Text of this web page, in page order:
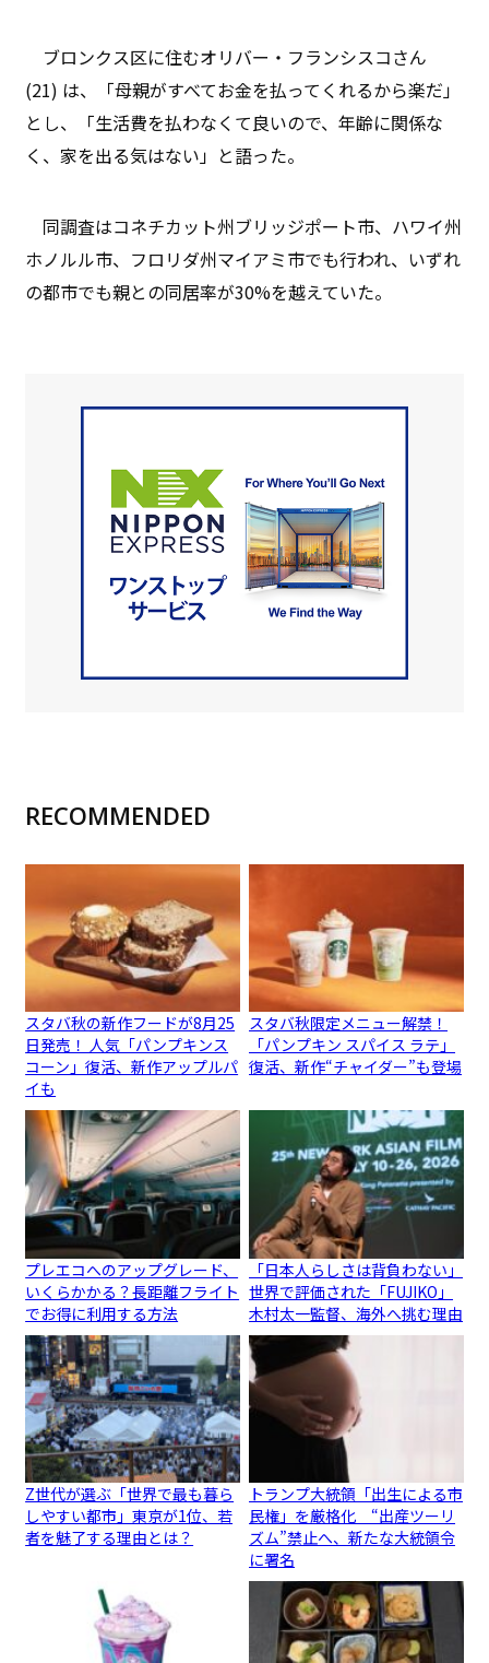
ブロンクス区に住むオリバー・フランシスコさん
(21) は、「母親がすべてお金を払ってくれるから楽だ」
とし、「生活費を払わなくて良いので、年齢に関係な
く、家を出る気はない」と語った。
同調査はコネチカット州ブリッジポート市、ハワイ州
ホノルル市、フロリダ州マイアミ市でも行われ、いずれ
の都市でも親との同居率が30%を越えていた。
RECOMMENDED
スタバ秋の新作フードが8月25
日発売！ 人気「パンプキンス
コーン」復活、新作アップルパ
イも
スタバ秋限定メニュー解禁！
「パンプキン スパイス ラテ」
復活、新作“チャイダー”も登場
プレエコへのアップグレード、
いくらかかる？長距離フライト
でお得に利用する方法
「日本人らしさは背負わない」
世界で評価された「FUJIKO」
木村太一監督、海外へ挑む理由
Z世代が選ぶ「世界で最も暮ら
しやすい都市」東京が1位、若
者を魅了する理由とは？
トランプ大統領「出生による市
民権」を厳格化 “出産ツーリ
ズム”禁止へ、新たな大統領令
に署名